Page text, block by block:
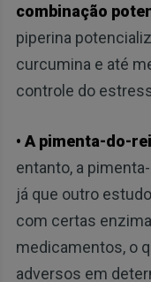
combinação
piperina
curcumina e até
controle do
• A pimenta-do-
entanto, a
já que outro
com certas
medicamentos, o
adversos em